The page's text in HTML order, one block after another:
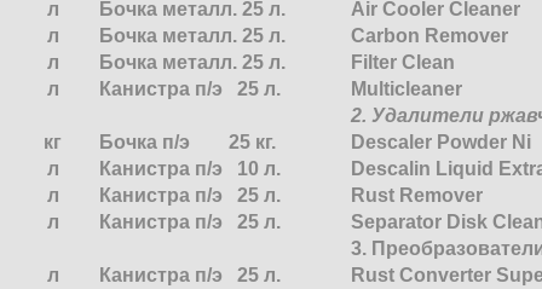
л
Бочка металл. 25 л.
Air Cooler Cleaner
л
Бочка металл. 25 л.
Carbon Remover
л
Бочка металл. 25 л.
Filter Clean
л
Канистра п/э 25 л.
Multicleaner
2. Удалители
кг
Бочка п/э 25 кг.
Descaler Powder Ni
л
Канистра п/э 10 л.
Descalin Liquid
л
Канистра п/э 25 л.
Rust Remover
л
Канистра п/э 25 л.
Separator Disk
3.
л
Канистра п/э 25 л.
Rust Converter